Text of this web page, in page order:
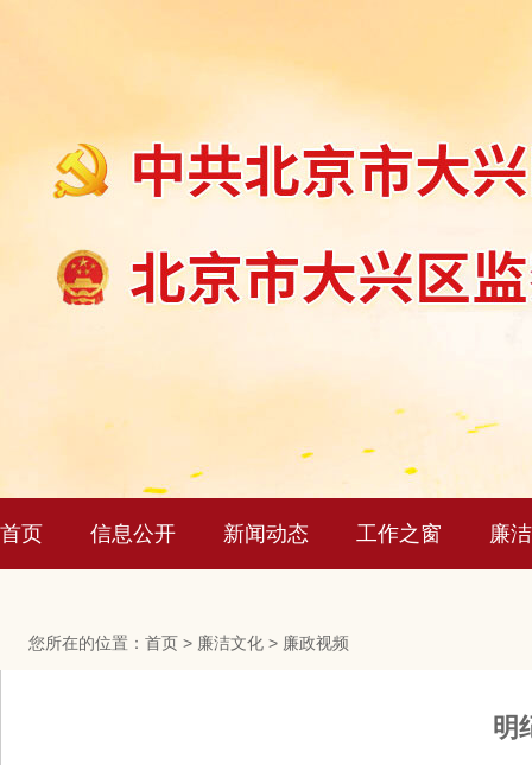
首页 信息公开 新闻动态 工作之窗 廉
您所在的位置： 首页 > 廉洁文化 > 廉政视频
明